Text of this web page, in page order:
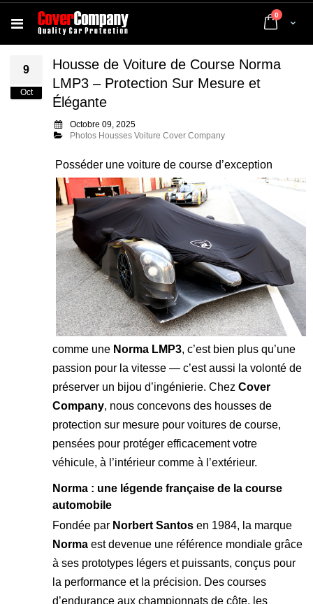
Cart
0 articles
9
Oct
Housse de Voiture de Course Norma
LMP3 – Protection Sur Mesure et
Élégante
Octobre 09, 2025
Photos Housses Voiture Cover Company
Posséder une voiture de course d’exception
comme une Norma LMP3, c’est bien plus qu’une
passion pour la vitesse — c’est aussi la volonté de
préserver un bijou d’ingénierie. Chez Cover
Company, nous concevons des housses de
protection sur mesure pour voitures de course,
pensées pour protéger efficacement votre
véhicule, à l’intérieur comme à l’extérieur.
Norma : une légende française de la course
automobile
Fondée par Norbert Santos en 1984, la marque
Norma est devenue une référence mondiale grâce
à ses prototypes légers et puissants, conçus pour
la performance et la précision. Des courses
d’endurance aux championnats de côte, les